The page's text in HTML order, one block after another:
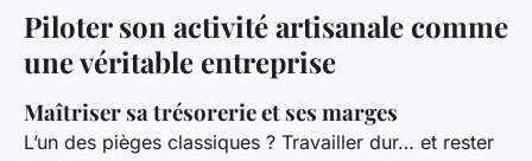
Piloter son activité artisanale comme
une véritable entreprise
Maîtriser sa trésorerie et ses marges
L’un des pièges classiques ? Travailler dur… et rester